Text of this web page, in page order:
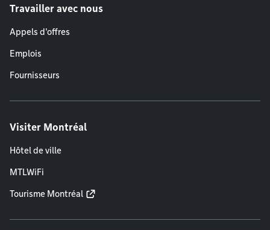
Travailler avec nous
Appels d'offres
Emplois
Fournisseurs
Visiter Montréal
Hôtel de ville
MTLWiFi
Tourisme Montréal